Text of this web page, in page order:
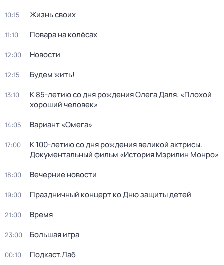
10:15 Жизнь своих
11:10 Повара на колёсах
12:00 Новости
12:15 Будем жить!
13:10
К 85-летию со дня рождения Олега Даля. «Плохой
хороший человек»
14:05 Вариант «Омега»
17:00
К 100-летию со дня рождения великой актрисы.
Документальный фильм «История Мэрилин Монро»
18:00 Вечерние новости
19:00 Праздничный концерт ко Дню защиты детей
21:00 Время
23:00 Большая игра
00:10 Подкаст.Лаб